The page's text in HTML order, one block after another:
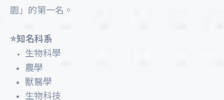
園」的第一名。
⭐️知名科系
生物科學
農學
獸醫學
生物科技